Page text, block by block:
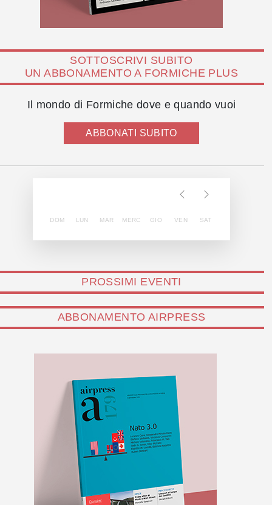
SOTTOSCRIVI SUBITO
UN ABBONAMENTO A FORMICHE PLUS
Il mondo di Formiche dove e quando vuoi
ABBONATI SUBITO
DOM LUN MAR MERC GIO VEN SAT
PROSSIMI EVENTI
ABBONAMENTO AIRPRESS